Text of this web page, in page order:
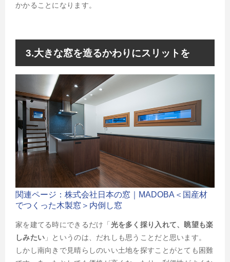
かかることになります。
3.大きな窓を造るかわりにスリットを
関連ページ：株式会社日本の窓｜MADOBA＜国産材
でつくった木製窓＞内倒し窓
家を建てる時にできるだけ「 光を多く採り入れて、眺望も楽
しみたい 」というのは、だれしも思うことだと思います。
しかし南向きで見晴らしのいい土地を探すことがとても困難